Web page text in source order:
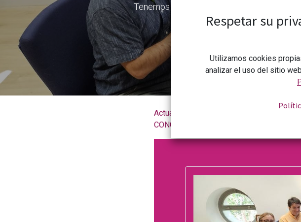
Tenemos el reto por delante entre todos
Actualidad de la
CONGDCAR
El subdirector
Respetar su
Utilizamos cookies
analizar el uso del sitio